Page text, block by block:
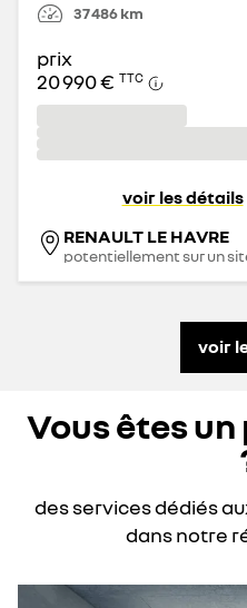
37 486km
prix
20 990 € TTC
voir les détails
RENAULT LE HAVRE
potentiellement sur un
voir
Vous êtes
des services dédiés
dans notre